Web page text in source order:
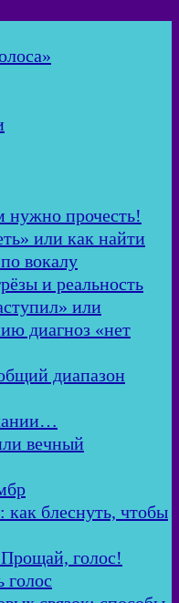
нужно прочесть!
или как найти
вокалу
и реальность
или
диагноз «нет
диапазон
вечный
как блеснуть, чтобы
голос!
голос